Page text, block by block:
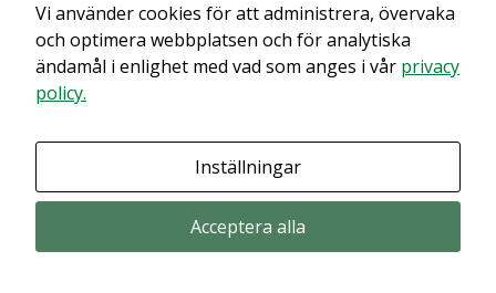
Det verkar som om dina inställningar hindrar dig från att se detta
avstängt.
Vi använder cookies för att administrera, övervaka
och optimera webbplatsen och för analytiska
ändamål i enlighet med vad som anges i vår privacy
policy.
Inställningar
Acceptera alla